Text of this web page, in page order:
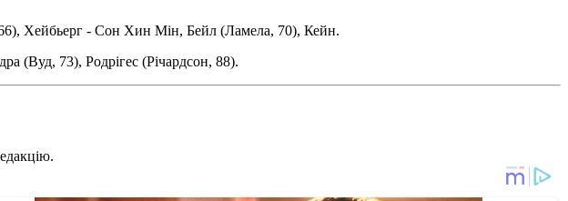
Хейбьерг - Сон Хин Мін, Бейл (Ламела, 70), Кейн.
(Вуд, 73), Родрігес (Річардсон, 88).